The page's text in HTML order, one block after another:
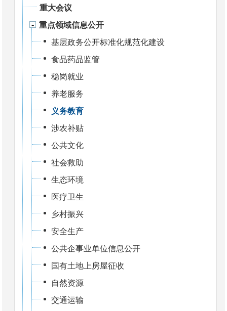
重大会议
重点领域信息公开
基层政务公开标准化规范化建设
食品药品监管
稳岗就业
养老服务
义务教育
涉农补贴
公共文化
社会救助
生态环境
医疗卫生
乡村振兴
安全生产
公共企事业单位信息公开
国有土地上房屋征收
自然资源
交通运输